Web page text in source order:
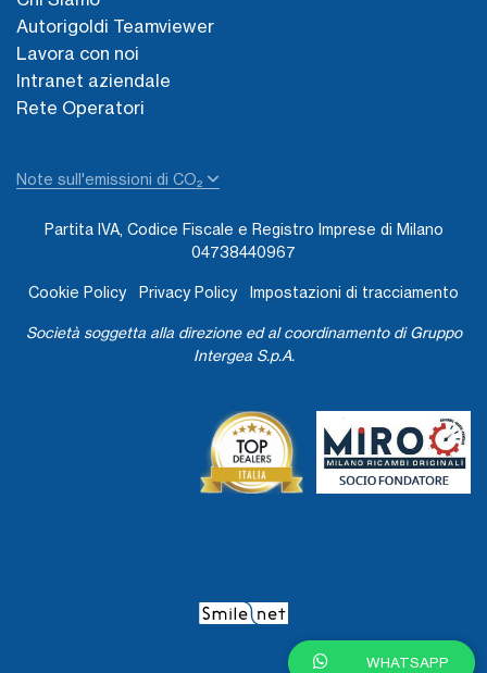
Autorigoldi Teamviewer
Lavora con noi
Intranet aziendale
Rete Operatori
Note sull'emissioni di CO₂
Partita IVA, Codice Fiscale e Registro Imprese di Milano
04738440967
Cookie Policy Privacy Policy Impostazioni di tracciamento
Società soggetta alla direzione ed al coordinamento di Gruppo
Intergea S.p.A.
WHATSAPP